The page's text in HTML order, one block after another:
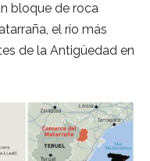
bloque de roca
el río más
de la Antigüedad en